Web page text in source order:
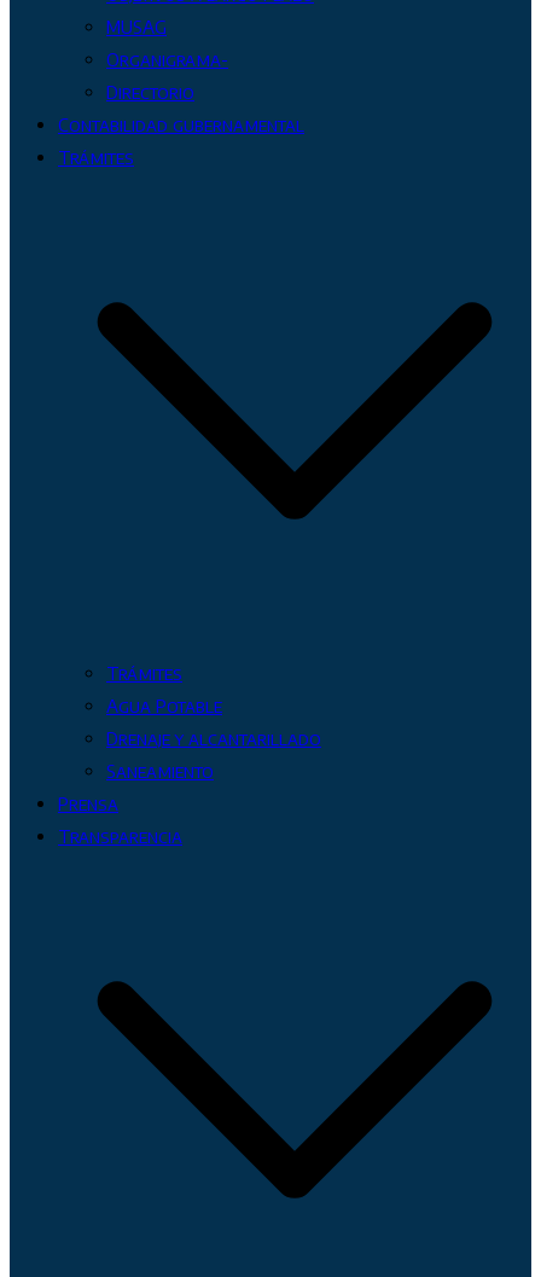
MUSAG
Organigrama-
Directorio
Contabilidad gubernamental
Trámites
Trámites
Agua Potable
Drenaje y alcantarillado
Saneamiento
Prensa
Transparencia